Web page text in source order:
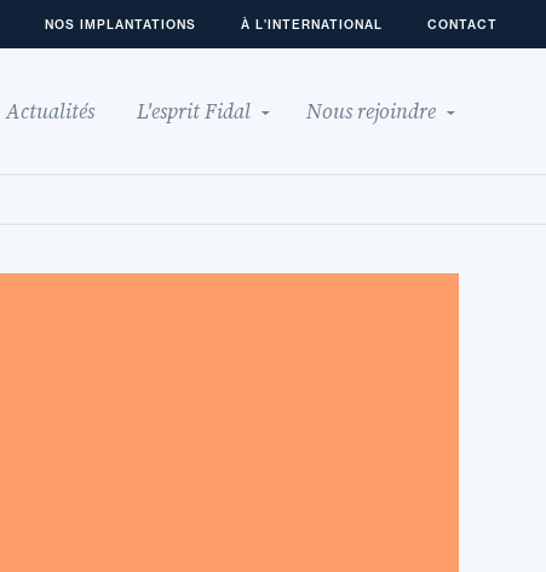
NOS IMPLANTATIONS À L'INTERNATIONAL CONTACT
Actualités L'esprit Fidal Nous rejoindre